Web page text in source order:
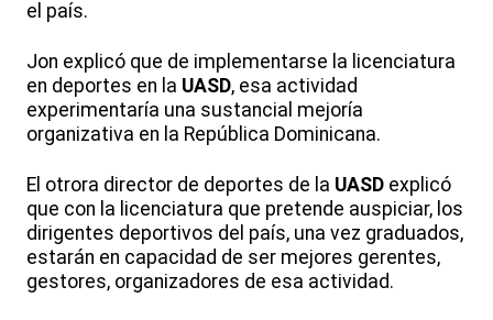
el país.
Jon explicó que de implementarse la licenciatura
en deportes en la UASD, esa actividad
experimentaría una sustancial mejoría
organizativa en la República Dominicana.
El otrora director de deportes de la UASD explicó
que con la licenciatura que pretende auspiciar, los
dirigentes deportivos del país, una vez graduados,
estarán en capacidad de ser mejores gerentes,
gestores, organizadores de esa actividad.